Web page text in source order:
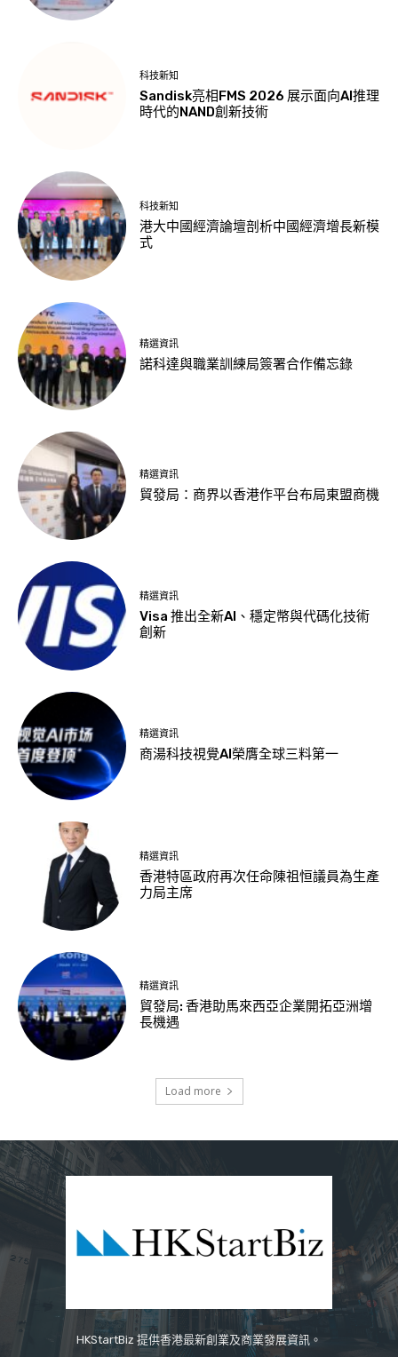
科技新知
Sandisk亮相FMS 2026 展示面向AI推理
時代的NAND創新技術
科技新知
港大中國經濟論壇剖析中國經濟增長新模
式
精選資訊
諾科達與職業訓練局簽署合作備忘錄
精選資訊
貿發局：商界以香港作平台布局東盟商機
精選資訊
Visa 推出全新AI、穩定幣與代碼化技術
創新
精選資訊
商湯科技視覺AI榮膺全球三料第一
精選資訊
香港特區政府再次任命陳祖恒議員為生產
力局主席
精選資訊
貿發局: 香港助馬來西亞企業開拓亞洲增
長機遇
Load more
HKStartBiz 提供香港最新創業及商業發展資訊。